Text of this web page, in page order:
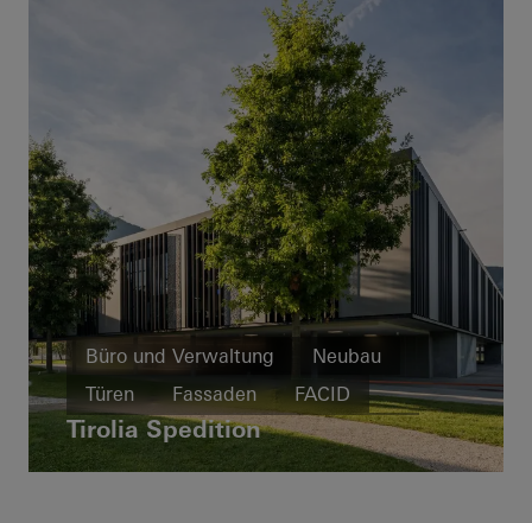
Brand- und Rauchschutz
Büro und Verwaltung
Neubau
Türen
Fassaden
FACID
Sonnenschutz
Österreich
Tirolia Spedition